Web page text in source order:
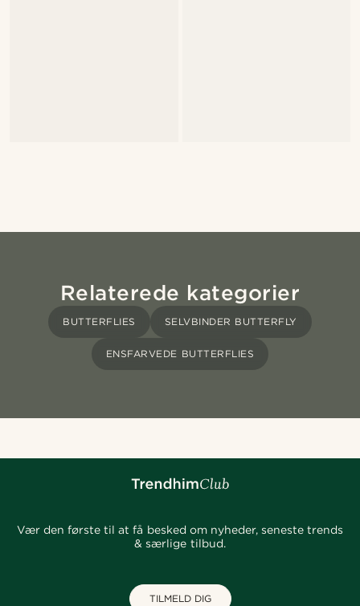
Relaterede kategorier
BUTTERFLIES SELVBINDER BUTTERFLY
ENSFARVEDE BUTTERFLIES
Vær den første til at få besked om nyheder, seneste trends
& særlige tilbud.
TILMELD DIG